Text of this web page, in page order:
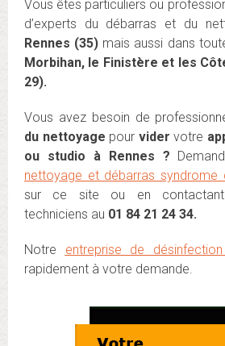
Vous êtes particuliers ou
d’experts du débarras et du
Rennes (35) mais aussi dans
Morbihan, le Finistère et les
29).
Vous avez besoin de
du nettoyage pour vider votre
ou studio à Rennes ?
nettoyage et débarras syndrome
sur ce site ou en contactant
techniciens au 01 84 21 24 34.
Notre entreprise de
rapidement à votre demande.